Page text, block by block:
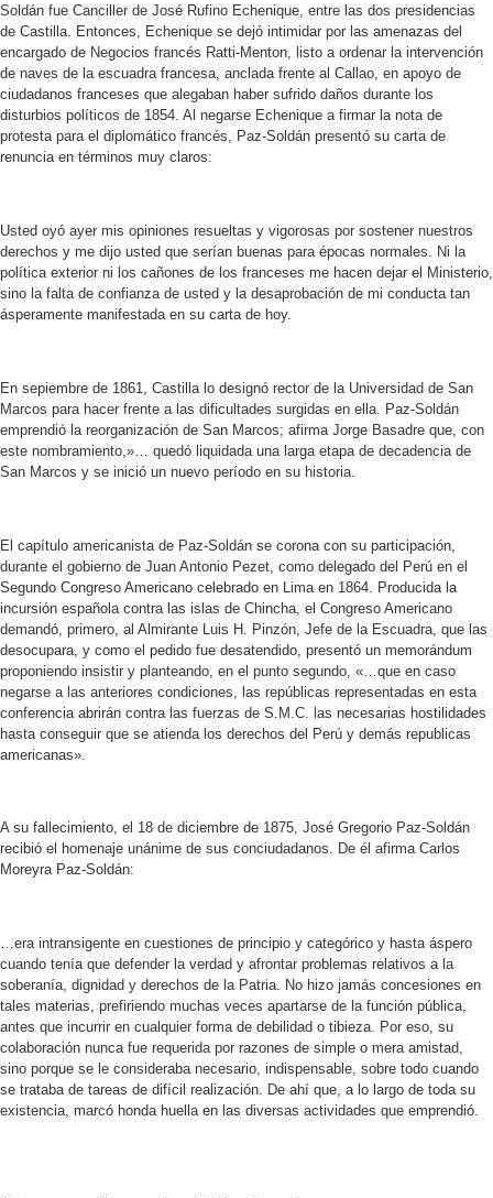
Soldán fue Canciller de José Rufino Echenique, entre las dos presidencias
de Castilla. Entonces, Echenique se dejó intimidar por las amenazas del
encargado de Negocios francés Ratti-Menton, listo a ordenar la intervención
de naves de la escuadra francesa, anclada frente al Callao, en apoyo de
ciudadanos franceses que alegaban haber sufrido daños durante los
disturbios políticos de 1854. Al negarse Echenique a firmar la nota de
protesta para el diplomático francés, Paz-Soldán presentó su carta de
renuncia en términos muy claros:
Usted oyó ayer mis opiniones resueltas y vigorosas por sostener nuestros
derechos y me dijo usted que serían buenas para épocas normales. Ni la
política exterior ni los cañones de los franceses me hacen dejar el Ministerio,
sino la falta de confianza de usted y la desaprobación de mi conducta tan
ásperamente manifestada en su carta de hoy.
En sepiembre de 1861, Castilla lo designó rector de la Universidad de San
Marcos para hacer frente a las dificultades surgidas en ella. Paz-Soldán
emprendió la reorganización de San Marcos; afirma Jorge Basadre que, con
este nombramiento,»… quedó liquidada una larga etapa de decadencia de
San Marcos y se inició un nuevo período en su historia.
El capítulo americanista de Paz-Soldán se corona con su participación,
durante el gobierno de Juan Antonio Pezet, como delegado del Perú en el
Segundo Congreso Americano celebrado en Lima en 1864. Producida la
incursión española contra las islas de Chincha, el Congreso Americano
demandó, primero, al Almirante Luis H. Pinzón, Jefe de la Escuadra, que las
desocupara, y como el pedido fue desatendido, presentó un memorándum
proponiendo insistir y planteando, en el punto segundo, «…que en caso
negarse a las anteriores condiciones, las repúblicas representadas en esta
conferencia abrirán contra las fuerzas de S.M.C. las necesarias hostilidades
hasta conseguir que se atienda los derechos del Perú y demás republicas
americanas».
A su fallecimiento, el 18 de diciembre de 1875, José Gregorio Paz-Soldán
recibió el homenaje unánime de sus conciudadanos. De él afirma Carlos
Moreyra Paz-Soldán:
…era intransigente en cuestiones de principio y categórico y hasta áspero
cuando tenía que defender la verdad y afrontar problemas relativos a la
soberanía, dignidad y derechos de la Patria. No hizo jamás concesiones en
tales materias, prefiriendo muchas veces apartarse de la función pública,
antes que incurrir en cualquier forma de debilidad o tibieza. Por eso, su
colaboración nunca fue requerida por razones de simple o mera amistad,
sino porque se le consideraba necesario, indispensable, sobre todo cuando
se trataba de tareas de difícil realización. De ahí que, a lo largo de toda su
existencia, marcó honda huella en las diversas actividades que emprendió.